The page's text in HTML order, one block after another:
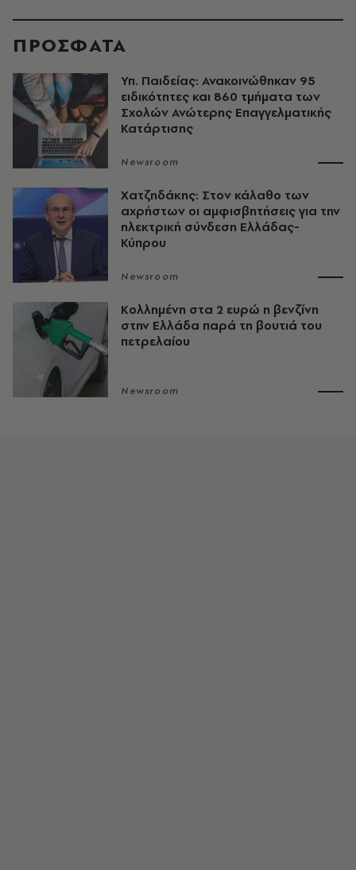
ΠΡΟΣΦΑΤΑ
Υπ. Παιδείας: Ανακοινώθηκαν 95
ειδικότητες και 860 τμήματα των
Σχολών Ανώτερης Επαγγελματικής
Κατάρτισης
Newsroom
Χατζηδάκης: Στον κάλαθο των
αχρήστων οι αμφισβητήσεις για την
ηλεκτρική σύνδεση Ελλάδας-
Κύπρου
Newsroom
Κολλημένη στα 2 ευρώ η βενζίνη
στην Ελλάδα παρά τη βουτιά του
πετρελαίου
Newsroom